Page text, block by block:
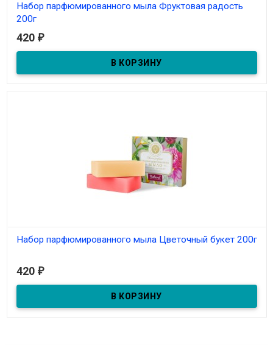
Набор парфюмированного мыла Фруктовая радость
200г
В наличии
420 ₽
Набор парфюмированного мыла Цветочный букет 200г
420 ₽